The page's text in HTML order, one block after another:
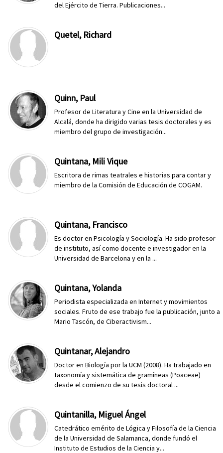
del Ejército de Tierra. Publicaciones...
Quetel, Richard
Quinn, Paul
Profesor de Literatura y Cine en la Universidad de
Alcalá, donde ha dirigido varias tesis doctorales y es
miembro del grupo de investigación...
Quintana, Mili Vique
Escritora de rimas teatrales e historias para contar y
miembro de la Comisión de Educación de COGAM.
Quintana, Francisco
Es doctor en Psicología y Sociología. Ha sido profesor
de instituto, así como docente e investigador en la
Universidad de Barcelona y en la ...
Quintana, Yolanda
Periodista especializada en Internet y movimientos
sociales. Fruto de ese trabajo fue la publicación, junto a
Mario Tascón, de Ciberactivism...
Quintanar, Alejandro
Doctor en Biología por la UCM (2008). Ha trabajado en
taxonomía y sistemática de gramíneas (Poaceae)
desde el comienzo de su tesis doctoral ...
Quintanilla, Miguel Ángel
Catedrático emérito de Lógica y Filosofía de la Ciencia
de la Universidad de Salamanca, donde fundó el
Instituto de Estudios de la Ciencia y...